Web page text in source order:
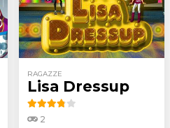
RAGAZZE
Lisa Dressup
2